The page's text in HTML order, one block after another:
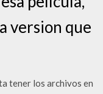
version que
tener los archivos en